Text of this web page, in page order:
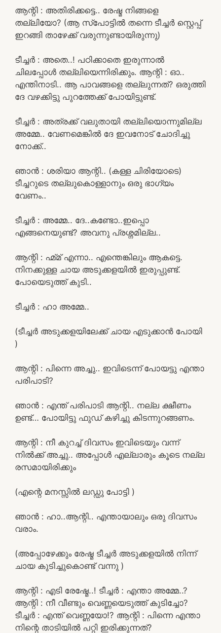
ആന്റി : അതിരിക്കട്ടെ.. രേഷ്മ നിങ്ങളെ
തല്ലിയോ? (ആ സ്പോട്ടിൽ തന്നെ ടീച്ചർ സ്റ്റെപ്പ്
ഇറങ്ങി താഴേക്ക് വരുന്നുണ്ടായിരുന്നു)
ടീച്ചർ : അതെ..! പഠിക്കാതെ ഇരുന്നാൽ
ചിലപ്പോൾ തല്ലിയെന്നിരിക്കും. ആന്റി : ഓ..
എന്തിനാടി.. ആ പാവങ്ങളെ തല്ലുന്നത്? ഒരുത്തി
ദേ വഴക്കിട്ടു പുറത്തേക്ക് പോയിട്ടുണ്ട്.
ടീച്ചർ : അത്രക്ക് വലുതായി തല്ലിയൊന്നുമില്ല
അമ്മേ.. വേണമെങ്കിൽ ദേ ഇവനോട് ചോദിച്ചു
നോക്ക്..
ഞാൻ : ശരിയാ ആന്റി.. (കള്ള ചിരിയോടെ)
ടീച്ചറുടെ തല്ലുകൊള്ളാനും ഒരു ഭാഗ്യം
വേണം..
ടീച്ചർ : അമ്മേ.. ദേ..കണ്ടോ..ഇപ്പൊ
എങ്ങനെയുണ്ട്? അവനു പ്രശ്നമില്ല..
ആന്റി : ഹ്മ്മ് എന്നാ.. എന്തെങ്കിലും ആകട്ടെ.
നിനക്കുള്ള ചായ അടുക്കളയിൽ ഇരുപ്പുണ്ട്.
പോയെടുത്ത് കുടി..
ടീച്ചർ : ഹാ അമ്മേ..
(ടീച്ചർ അടുക്കളയിലേക്ക് ചായ എടുക്കാൻ പോയി
)
ആന്റി : പിന്നെ അച്ചു.. ഇവിടെന്ന് പോയട്ടു എന്താ
പരിപാടി?
ഞാൻ : എന്ത് പരിപാടി ആന്റി.. നല്ല ക്ഷീണം
ഉണ്ട്… പോയിട്ടു ഫുഡ്‌ കഴിച്ചു കിടന്നുറങ്ങണം.
ആന്റി : നീ കുറച്ച് ദിവസം ഇവിടെയും വന്ന്
നിൽക്ക് അച്ചു.. അപ്പോൾ എല്ലാരും കൂടെ നല്ല
രസമായിരിക്കും
(എന്റെ മനസ്സിൽ ലഡ്ഡു പോട്ടി )
ഞാൻ : ഹാ..ആന്റി.. എന്തായാലും ഒരു ദിവസം
വരാം.
(അപ്പോഴേക്കും രേഷ്മ ടീച്ചർ അടുക്കളയിൽ നിന്ന്
ചായ കുടിച്ചുകൊണ്ട് വന്നു )
ആന്റി : എടി രേഷ്മേ..! ടീച്ചർ : എന്താ അമ്മേ..?
ആന്റി : നീ വീണ്ടും വെണ്ണയെടുത്ത് കുടിച്ചോ?
ടീച്ചർ : എന്ത് വെണ്ണയോ!? ആന്റി : പിന്നെ എന്താ
നിന്റെ താടിയിൽ പറ്റി ഇരിക്കുന്നത്?